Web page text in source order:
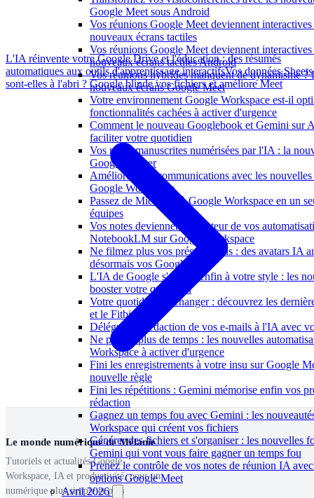
Google Meet sous Android
Vos réunions Google Meet deviennent
nouveaux écrans tactiles
Vos réunions Google Meet deviennent
nouveaux écrans tactiles Android
Vos réunions hybrides manquent de dynamisme ?
nouveaux écrans Google Meet
Votre environnement Google Workspace est-il
fonctionnalités cachées à activer d'urgence
Comment le nouveau Googlebook et Gemini sur
faciliter votre quotidien
Vos notes manuscrites numérisées par l'IA : la
Google à tester
Améliorez vos communications avec les nouvelles
Google Workspace
Passez de Microsoft à Google Workspace en un
équipes
Vos notes deviennent le moteur de vos
NotebookLM sur Google Workspace
Ne filmez plus vos présentations : des avatars IA
désormais vos Google Vids
L'IA de Google s'adapte enfin à votre style : les
booster votre quotidien
Votre quotidien va changer : découvrez les
et le Fitbit Air
Déléguez la rédaction de vos e-mails à l'IA avec
Ne perdez plus de temps : les nouvelles
Workspace à activer d'urgence
Fini les enregistrements à votre insu sur Google
nouvelle règle
Fini les répétitions : Gemini mémorise enfin vos
rédaction
Gagnez un temps fou avec Gemini : les
Workspace qui créent vos fichiers
Générer des fichiers et s'organiser : les nouvelles
Gemini qui vont vous faire gagner un temps fou
Prenez le contrôle de vos notes de réunion IA
options Google Meet
Avril 2026
L'IA réinvente votre Google Drive et l'éducation : des résumés
automatiques aux outils d'apprentissage interactifsVos données Sheets
sont-elles à l'abri ? Google blinde vos fichiers et améliore Meet
Le monde numérique de Mélanie
Tutoriels et actualités Google
Workspace, IA et productivité, pour un
numérique plus simple et plus